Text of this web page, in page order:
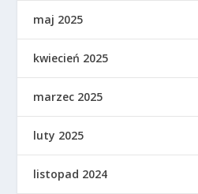
maj 2025
kwiecień 2025
marzec 2025
luty 2025
listopad 2024